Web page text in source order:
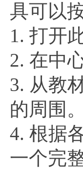
具可以
1. 打开
2. 在中
3. 从教
的周围。
4. 根据
一个完